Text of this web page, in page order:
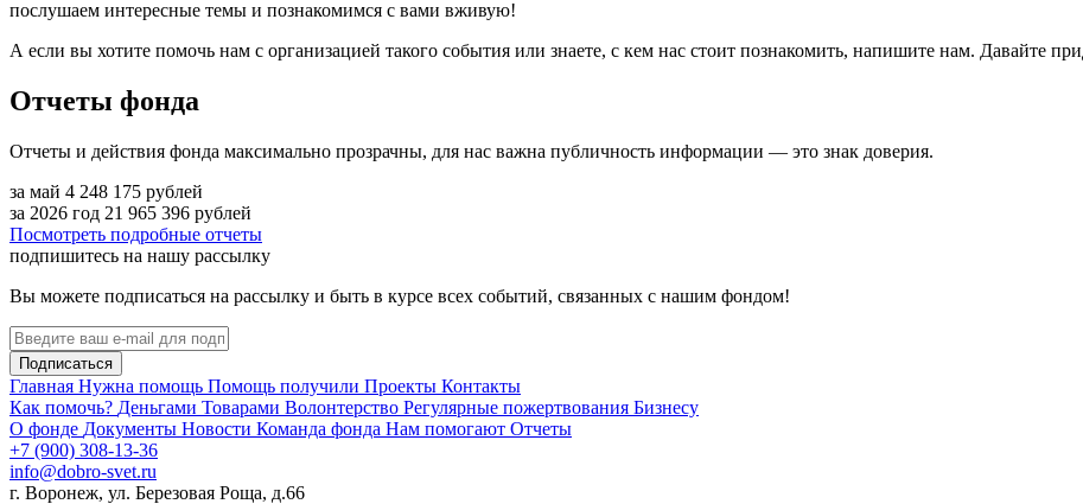
послушаем интересные темы и познакомимся с вами вживую!
А если вы хотите помочь нам с организацией такого события или знаете, с кем нас стоит познакомить, напишите нам. Давайте
Отчеты фонда
Отчеты и действия фонда максимально прозрачны, для нас важна публичность информации — это знак доверия.
за май 4 248 175 рублей
за 2026 год 21 965 396 рублей
Посмотреть подробные отчеты
подпишитесь на нашу рассылку
Вы можете подписаться на рассылку и быть в курсе всех событий, связанных с нашим фондом!
Подписаться
Главная Нужна помощь Помощь получили Проекты Контакты
Как помочь? Деньгами Товарами Волонтерство Регулярные пожертвования Бизнесу
О фонде Документы Новости Команда фонда Нам помогают Отчеты
+7 (900) 308-13-36
info@dobro-svet.ru
г. Воронеж, ул. Березовая Роща, д.66